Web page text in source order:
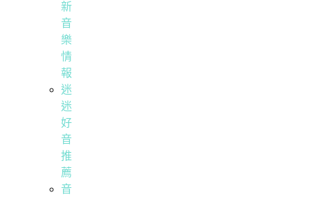
新
音
樂
情
報
迷
迷
好
音
推
薦
音